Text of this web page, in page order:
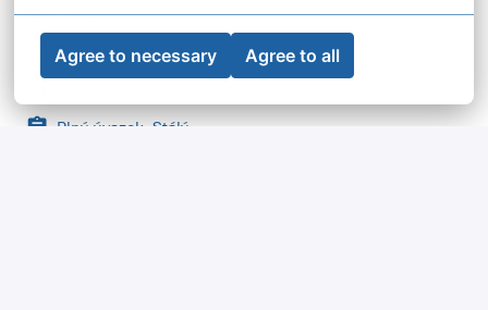
Agree to necessary Agree to all
Wäscherei
40 hodin týdně
Plný úvazek, Stálý